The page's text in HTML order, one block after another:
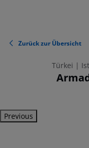
Zurück zur Übersicht
Türkei |
Previous